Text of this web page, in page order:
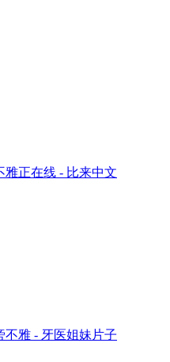
雅正在线 - 比来中文
不雅 - 牙医姐妹片子